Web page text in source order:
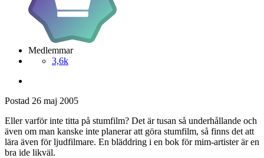
Medlemmar
3,6k
Postad 26 maj 2005
Eller varför inte titta på stumfilm? Det är tusan så underhållande och
även om man kanske inte planerar att göra stumfilm, så finns det att
lära även för ljudfilmare. En bläddring i en bok för mim-artister är en
bra ide likväl.